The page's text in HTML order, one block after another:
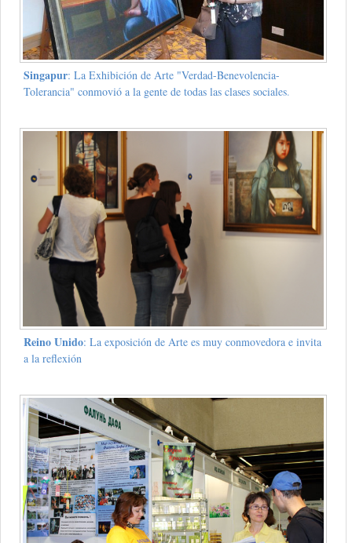
Singapur: La Exhibición de Arte "Verdad-Benevolencia-
Tolerancia" conmovió a la gente de todas las clases sociales.
Reino Unido: La exposición de Arte es muy conmovedora e invita
a la reflexión